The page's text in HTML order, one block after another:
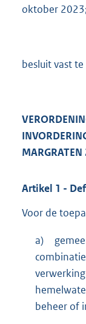
oktober
besluit vast
MARGRATEN
Artikel 1 -
Voor de
a)
beheer of